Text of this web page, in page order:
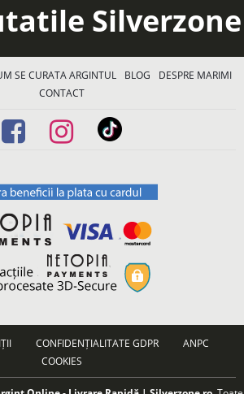
Silverzone
SE CURATA ARGINTUL BLOG
DESPRE MARIMI
CONTACT
CONFIDENȚIALITATE GDPR
ANPC
COOKIES